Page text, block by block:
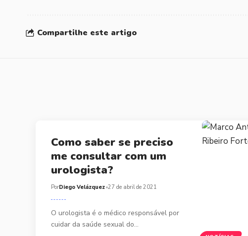
Compartilhe este artigo
Como saber se preciso
me consultar com um
urologista?
PorDiego Velázquez 27 de abril de 2021
O urologista é o médico responsável por
cuidar da saúde sexual do…